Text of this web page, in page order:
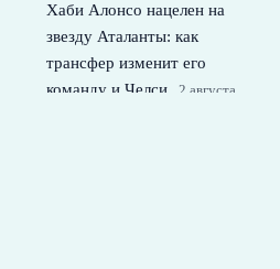
Хаби Алонсо нацелен на
звезду Аталанты: как
трансфер изменит его
команду и Челси
2 августа,